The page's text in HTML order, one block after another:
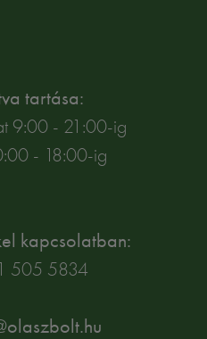
tartása:
9:00 - 21:00-ig
- 18:00-ig
kapcsolatban:
505 5834